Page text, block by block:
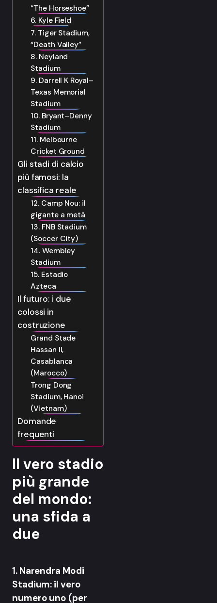
“The Horseshoe”
6. Kyle Field
7. Tiger Stadium,
“Death Valley”
8. Neyland
Stadium
9. Darrell K Royal–
Texas Memorial
Stadium
10. Bryant–Denny
Stadium
11. Melbourne
Cricket Ground
Gli stadi di calcio
più famosi: la
classifica reale
12. Camp Nou: il
gigante a metà
13. FNB Stadium
(Soccer City)
14. Wembley
Stadium
15. Estadio
Azteca
Il futuro: i due
colossi in
costruzione
Grand Stade
Hassan II,
Casablanca
(Marocco)
Trong Dong
Stadium, Hanoi
(Vietnam)
Domande
frequenti
Il vero stadio
più grande
del mondo:
una sfida a
due
1. Narendra Modi
Stadium: il vero
numero uno (per